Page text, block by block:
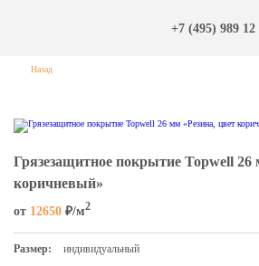
+7 (495) 989 12
Назад
Грязезащитное покрытие Topwell 26
коричневый»
от 12650 ₽/м2
Размер:
индивидуальный